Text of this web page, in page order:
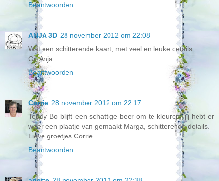
Beantwoorden
ANJA 3D 28 november 2012 om 22:08
Wat een schitterende kaart, met veel en leuke details.
Gr. Anja
Beantwoorden
Corrie 28 november 2012 om 22:17
Teddy Bo blijft een schattige beer om te kleuren, jij hebt er
weer een plaatje van gemaakt Marga, schitterende details.
Lieve groetjes Corrie
Beantwoorden